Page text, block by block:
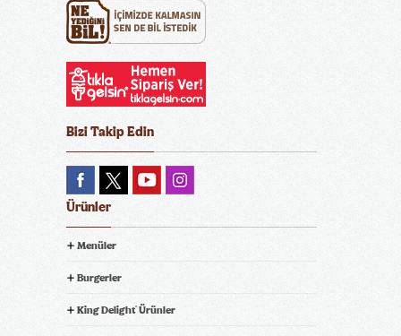
Bizi Takip Edin
Ürünler
Menüler
Burgerler
King Delight® Ürünler